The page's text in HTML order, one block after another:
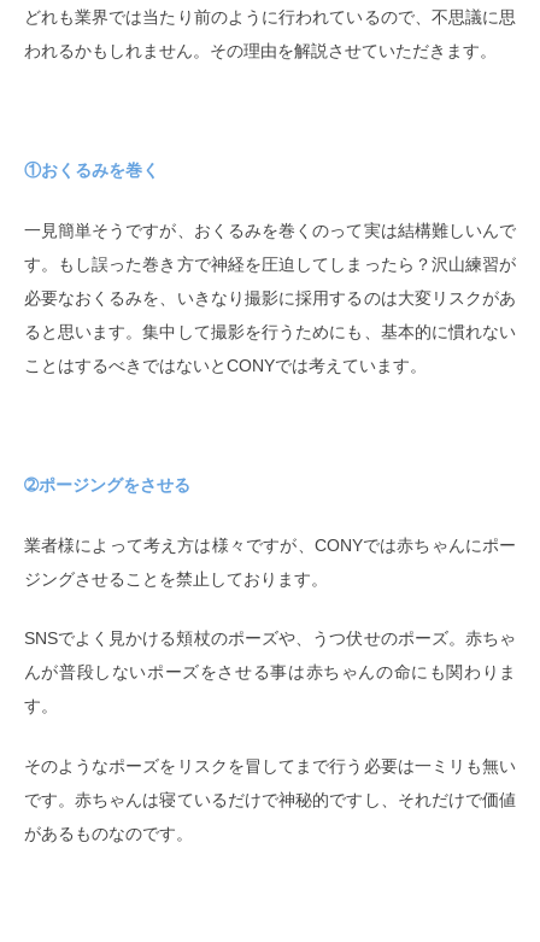
どれも業界では当たり前のように行われているので、不思議に思
われるかもしれません。その理由を解説させていただきます。
①おくるみを巻く
一見簡単そうですが、おくるみを巻くのって実は結構難しいんで
す。もし誤った巻き方で神経を圧迫してしまったら？沢山練習が
必要なおくるみを、いきなり撮影に採用するのは大変リスクがあ
ると思います。集中して撮影を行うためにも、基本的に慣れない
ことはするべきではないとCONYでは考えています。
➁ポージングをさせる
業者様によって考え方は様々ですが、CONYでは赤ちゃんにポー
ジングさせることを禁止しております。
SNSでよく見かける頬杖のポーズや、うつ伏せのポーズ。赤ちゃ
んが普段しないポーズをさせる事は赤ちゃんの命にも関わりま
す。
そのようなポーズをリスクを冒してまで行う必要は一ミリも無い
です。赤ちゃんは寝ているだけで神秘的ですし、それだけで価値
があるものなのです。